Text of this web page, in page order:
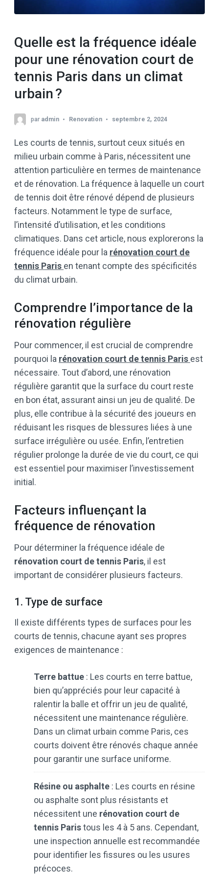
Quelle est la fréquence idéale
pour une rénovation court de
tennis Paris dans un climat
urbain ?
par admin Renovation septembre 2, 2024
Les courts de tennis, surtout ceux situés en
milieu urbain comme à Paris, nécessitent une
attention particulière en termes de maintenance
et de rénovation. La fréquence à laquelle un court
de tennis doit être rénové dépend de plusieurs
facteurs. Notamment le type de surface,
l’intensité d’utilisation, et les conditions
climatiques. Dans cet article, nous explorerons la
fréquence idéale pour la rénovation court de
tennis Paris en tenant compte des spécificités
du climat urbain.
Comprendre l’importance de la
rénovation régulière
Pour commencer, il est crucial de comprendre
pourquoi la rénovation court de tennis Paris est
nécessaire. Tout d’abord, une rénovation
régulière garantit que la surface du court reste
en bon état, assurant ainsi un jeu de qualité. De
plus, elle contribue à la sécurité des joueurs en
réduisant les risques de blessures liées à une
surface irrégulière ou usée. Enfin, l’entretien
régulier prolonge la durée de vie du court, ce qui
est essentiel pour maximiser l’investissement
initial.
Facteurs influençant la
fréquence de rénovation
Pour déterminer la fréquence idéale de
rénovation court de tennis Paris, il est
important de considérer plusieurs facteurs.
1. Type de surface
Il existe différents types de surfaces pour les
courts de tennis, chacune ayant ses propres
exigences de maintenance :
Terre battue : Les courts en terre battue,
bien qu’appréciés pour leur capacité à
ralentir la balle et offrir un jeu de qualité,
nécessitent une maintenance régulière.
Dans un climat urbain comme Paris, ces
courts doivent être rénovés chaque année
pour garantir une surface uniforme.
Résine ou asphalte : Les courts en résine
ou asphalte sont plus résistants et
nécessitent une rénovation court de
tennis Paristous les 4 à 5 ans. Cependant,
une inspection annuelle est recommandée
pour identifier les fissures ou les usures
précoces.